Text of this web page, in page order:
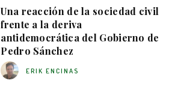
Una reacción de la sociedad civil
frente a la deriva
antidemocrática del Gobierno de
Pedro Sánchez
ERIK ENCINAS